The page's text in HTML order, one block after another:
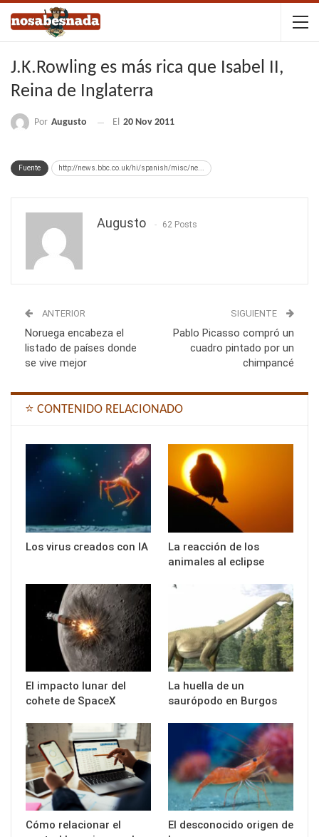
J.K.Rowling es más rica que Isabel II,
Reina de Inglaterra
Por Augusto El 20 Nov 2011
Fuente http://news.bbc.co.uk/hi/spanish/misc/ne...
Augusto 62 Posts
ANTERIOR
Noruega encabeza el
listado de países donde
se vive mejor
SIGUIENTE
Pablo Picasso compró un
cuadro pintado por un
chimpancé
⭐ CONTENIDO RELACIONADO
Los virus creados con IA
La reacción de los
animales al eclipse
El impacto lunar del
cohete de SpaceX
La huella de un
saurópodo en Burgos
Cómo relacionar el
El desconocido origen de